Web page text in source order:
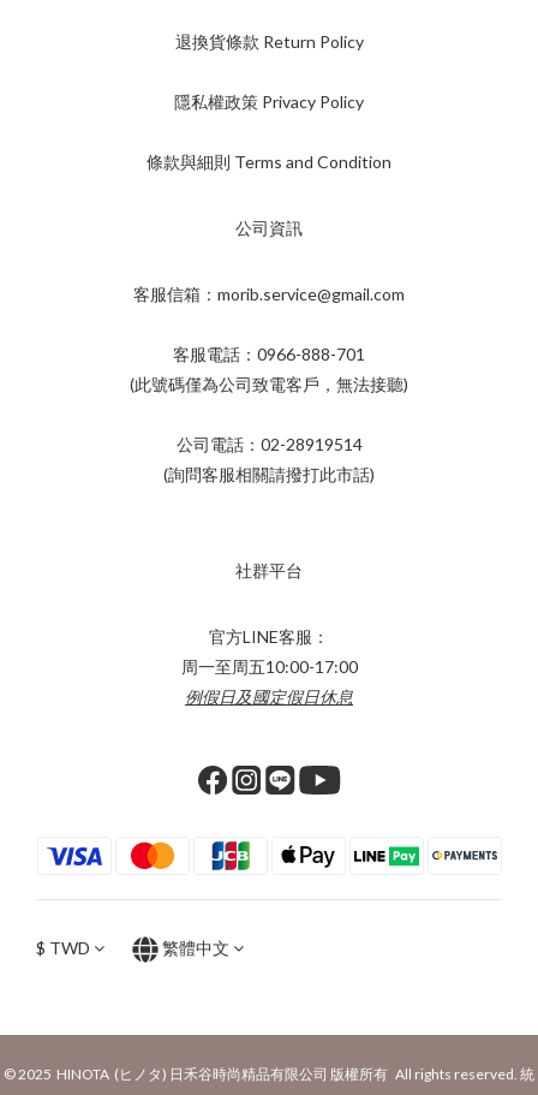
退換貨條款 Return Policy
隱私權政策 Privacy Policy
條款與細則 Terms and Condition
公司資訊
客服信箱：morib.service@gmail.com
客服電話：0966-888-701
(此號碼僅為公司致電客戶，無法接聽)
公司電話：02-28919514
(詢問客服相關請撥打此市話)
社群平台
官方LINE客服：
周一至周五10:00-17:00
例假日及國定假日休息
$ TWD 繁體中文
© 2025 HINOTA (ヒノタ) 日禾谷時尚精品有限公司 版權所有 All rights reserved. 統